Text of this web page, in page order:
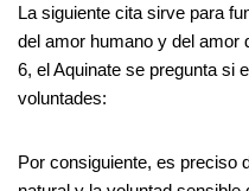
La siguiente cita sirve para
del amor humano y del amor
6, el Aquinate se pregunta si
voluntades:
Por consiguiente, es preciso